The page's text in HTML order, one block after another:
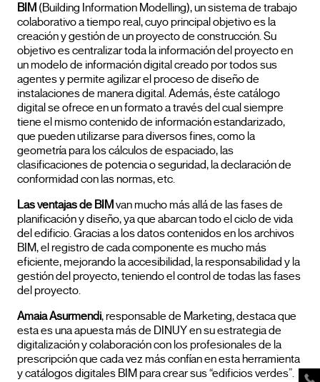
BIM (Building Information Modelling), un sistema de trabajo
colaborativo a tiempo real, cuyo principal objetivo es la
creación y gestión de un proyecto de construcción. Su
objetivo es centralizar toda la información del proyecto en
un modelo de información digital creado por todos sus
agentes y permite agilizar el proceso de diseño de
instalaciones de manera digital. Además, éste catálogo
digital se ofrece en un formato a través del cual siempre
tiene el mismo contenido de información estandarizado,
que pueden utilizarse para diversos fines, como la
geometría para los cálculos de espaciado, las
clasificaciones de potencia o seguridad, la declaración de
conformidad con las normas, etc.
Las ventajas de BIMvan mucho más allá de las fases de
planificación y diseño, ya que abarcan todo el ciclo de vida
del edificio. Gracias a los datos contenidos en los archivos
BIM, el registro de cada componente es mucho más
eficiente, mejorando la accesibilidad, la responsabilidad y la
gestión del proyecto, teniendo el control de todas las fases
del proyecto.
Amaia Asurmendi, responsable de Marketing, destaca que
esta es una apuesta más de DINUY en su estrategia de
digitalización y colaboración con los profesionales de la
prescripción que cada vez más confían en esta herramienta
y catálogos digitales BIM para crear sus “edificios verdes”.